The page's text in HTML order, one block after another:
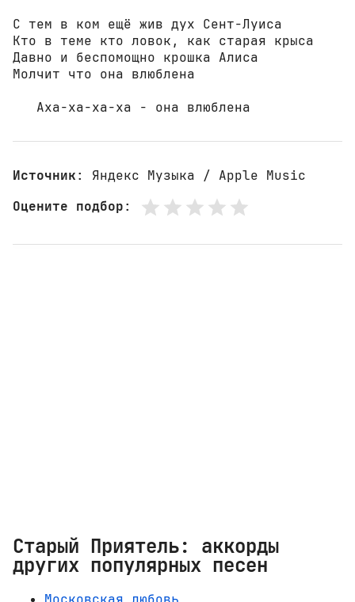
С тем в ком ещё жив дух Сент-Луиса
Кто в теме кто ловок, как старая крыса
Давно и беспомощно крошка Алиса
Молчит что она влюблена
   Аха-ха-ха-ха - она влюблена
Источник: Яндекс Музыка / Apple Music
Оцените подбор:
Старый Приятель: аккорды
других популярных песен